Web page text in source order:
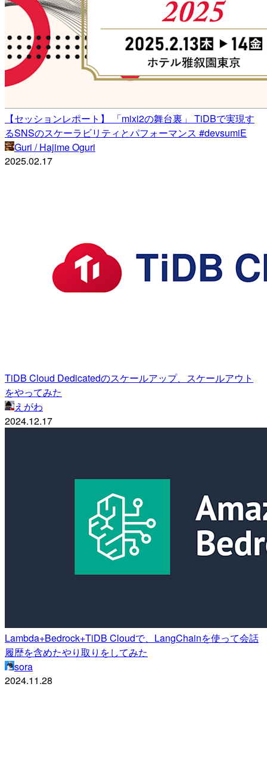
【セッションレポート】 「mixi2の舞台裏」 TiDBで実現す
るSNSのスケーラビリティとパフォーマンス #devsumiE
Guri / Hajime Oguri
2025.02.17
TiDB Cloud Dedicatedのスケールアップ、スケールアウト
をやってみた
えがわ
2024.12.17
Lambda+Bedrock+TiDB Cloudで、LangChainを使って会話
履歴を含めたやり取りをしてみた
sora
2024.11.28